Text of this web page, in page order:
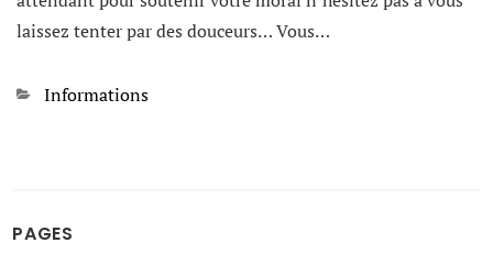
laissez tenter par des douceurs… Vous…
Kategorien
Informations
PAGES